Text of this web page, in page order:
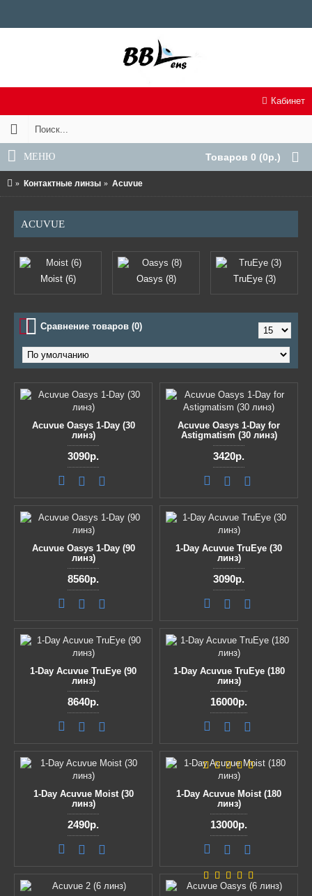
Товаров 0 (0р.)
Кабинет
МЕНЮ
Контактные линзы Acuvue
ACUVUE
Moist (6) Oasys (8) TruEye (3)
Сравнение товаров (0)
Acuvue Oasys 1-Day (30
линз)
3090р.
Acuvue Oasys 1-Day for
Astigmatism (30 линз)
3420р.
Acuvue Oasys 1-Day (90
линз)
8560р.
1-Day Acuvue TruEye (30
линз)
3090р.
1-Day Acuvue TruEye (90
линз)
8640р.
1-Day Acuvue TruEye (180
линз)
16000р.
1-Day Acuvue Moist (30
линз)
2490р.
1-Day Acuvue Moist (180
линз)
13000р.